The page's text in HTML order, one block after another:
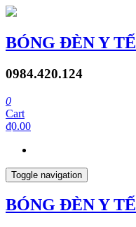
BÓNG ĐÈN Y TẾ
0984.420.124
0
Cart
₫0.00
Toggle navigation
BÓNG ĐÈN Y TẾ